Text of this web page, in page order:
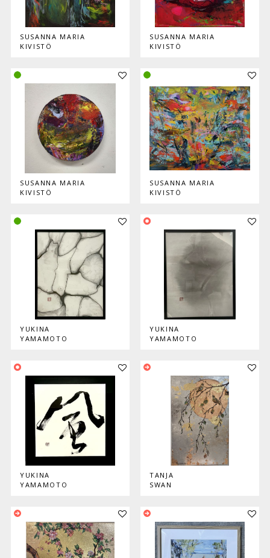
SUSANNA MARIA
KIVISTÖ
SUSANNA MARIA
KIVISTÖ
Lisää teos kokoelmaan
SUSANNA MARIA
KIVISTÖ
Lisää
SUSANNA MARIA
KIVISTÖ
Lisää teos kokoelmaan
YUKINA
YAMAMOTO
Lisää
YUKINA
YAMAMOTO
Lisää teos kokoelmaan
YUKINA
YAMAMOTO
Lisää
TANJA
SWAN
Lisää teos kokoelmaan Lisää